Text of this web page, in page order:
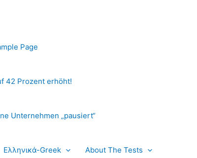
Page
42 Prozent erhöht!
Unternehmen „pausiert“
Ελληνικά-Greek About The Tests